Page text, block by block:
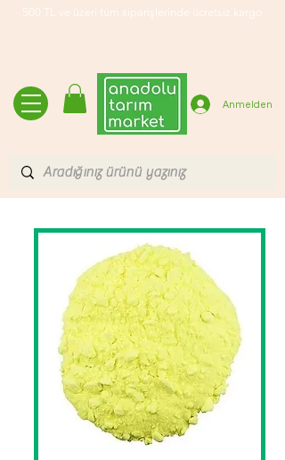
500 TL ve üzeri tüm siparişlerinde ücretsiz kargo
Anmelden